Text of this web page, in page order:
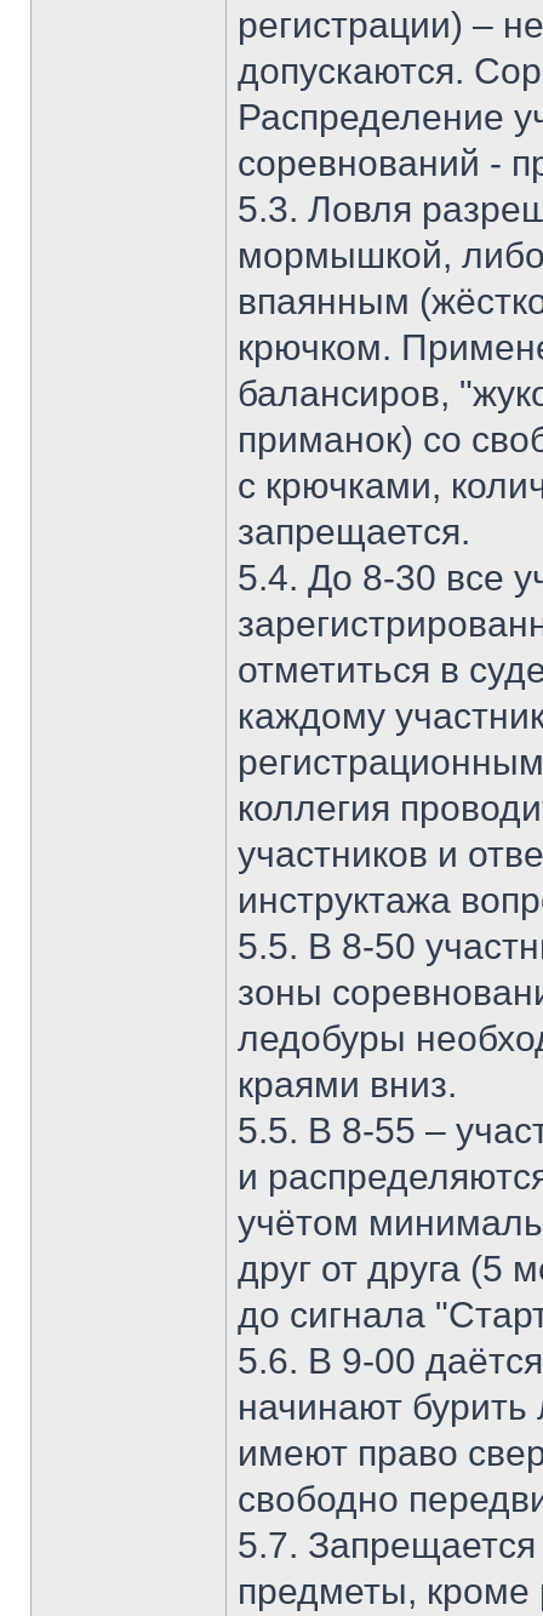
регистрации) –
допускаются.
Распределение
соревнований -
5.3. Ловля
мормышкой,
впаянным
крючком.
балансиров,
приманок) со
с крючками,
запрещается.
5.4. До 8-30 все
отметиться в
каждому
коллегия
участников и
инструктажа
5.5. В 8-50
зоны
ледобуры
краями вниз.
5.5. В 8-55 –
и
учётом
друг от друга (5
до сигнала
5.6. В 9-00
начинают бурить
имеют право
свободно
5.7.
предметы, кроме